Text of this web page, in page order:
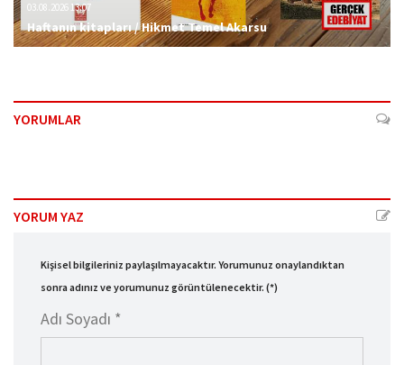
03.08.2026 13:07
Haftanın kitapları / Hikmet Temel Akarsu
YORUMLAR
YORUM YAZ
Kişisel bilgileriniz paylaşılmayacaktır. Yorumunuz onaylandıktan
sonra adınız ve yorumunuz görüntülenecektir. (*)
Adı Soyadı *